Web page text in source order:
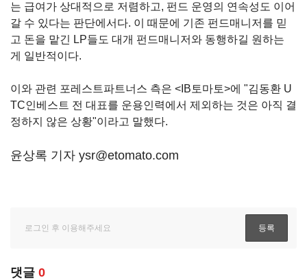
는 급여가 상대적으로 저렴하고, 펀드 운영의 연속성도 이어
갈 수 있다는 판단에서다. 이 때문에 기존 펀드매니저를 믿
고 돈을 맡긴 LP들도 대개 펀드매니저와 동행하길 원하는
게 일반적이다.
이와 관련 포레스트파트너스 측은 <IB토마토>에 "김동환 U
TC인베스트 전 대표를 운용인력에서 제외하는 것은 아직 결
정하지 않은 상황"이라고 말했다.
윤상록 기자 ysr@etomato.com
댓글 0